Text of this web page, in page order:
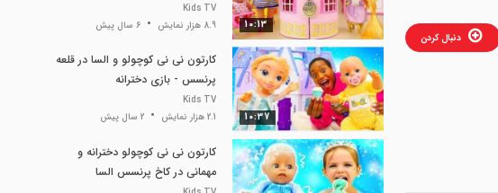
دنبال کردن
10:13
Kids TV
8.9 هزار نمایش
6 سال پیش
10:37
کارتون نی نی کوچولو و السا در قلعه
پرنسس - بازی دخترانه
Kids TV
2.1 هزار نمایش
2 سال پیش
کارتون نی نی کوچولو دخترانه و
مهمانی در کاخ پرنسس السا